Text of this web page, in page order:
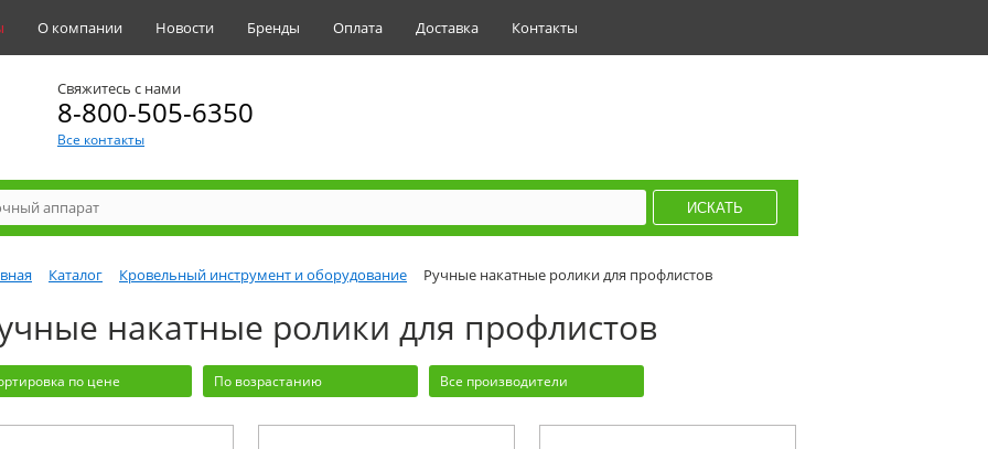
О компании Новости Бренды Оплата Доставка Контакты
Свяжитесь с нами
8-800-505-6350
Все контакты
Каталог Кровельный инструмент и оборудование Ручные накатные ролики для профлистов
накатные ролики для профлистов
по цене По возрастанию Все производители